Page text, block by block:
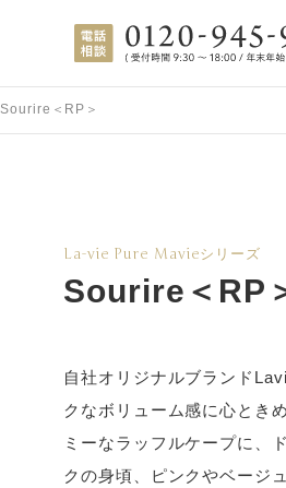
Sourire＜RP＞
La-vie Pure Mavieシリーズ
Sourire＜RP
自社オリジナルブランド
クなボリューム感に心とき
ミーなラッフルケープに、
クの身頃、ピンクやベージ